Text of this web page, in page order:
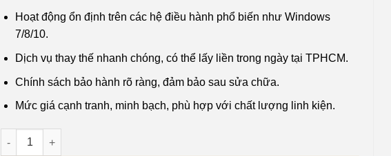
Hoạt động ổn định trên các hệ điều hành phổ biến như Windows
7/8/10.
Dịch vụ thay thế nhanh chóng, có thể lấy liền trong ngày tại TPHCM.
Chính sách bảo hành rõ ràng, đảm bảo sau sửa chữa.
Mức giá cạnh tranh, minh bạch, phù hợp với chất lượng linh kiện.
Thay Webcam Laptop LG XNOTE S500-S550 - Sửa Nhanh Lấy Liền TPHCM số lượng